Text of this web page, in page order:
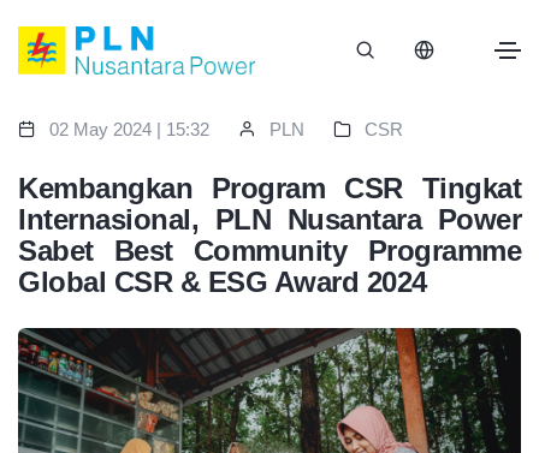
02 May 2024 | 15:32 PLN CSR
Kembangkan Program CSR Tingkat
Internasional, PLN Nusantara Power
Sabet Best Community Programme
Global CSR & ESG Award 2024